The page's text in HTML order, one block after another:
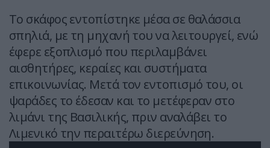
Το σκάφος εντοπίστηκε μέσα σε θαλάσσια
σπηλιά, με τη μηχανή του να λειτουργεί, ενώ
έφερε εξοπλισμό που περιλαμβάνει
αισθητήρες, κεραίες και συστήματα
επικοινωνίας. Μετά τον εντοπισμό του, οι
ψαράδες το έδεσαν και το μετέφεραν στο
λιμάνι της Βασιλικής, πριν αναλάβει το
Λιμενικό την περαιτέρω διερεύνηση.